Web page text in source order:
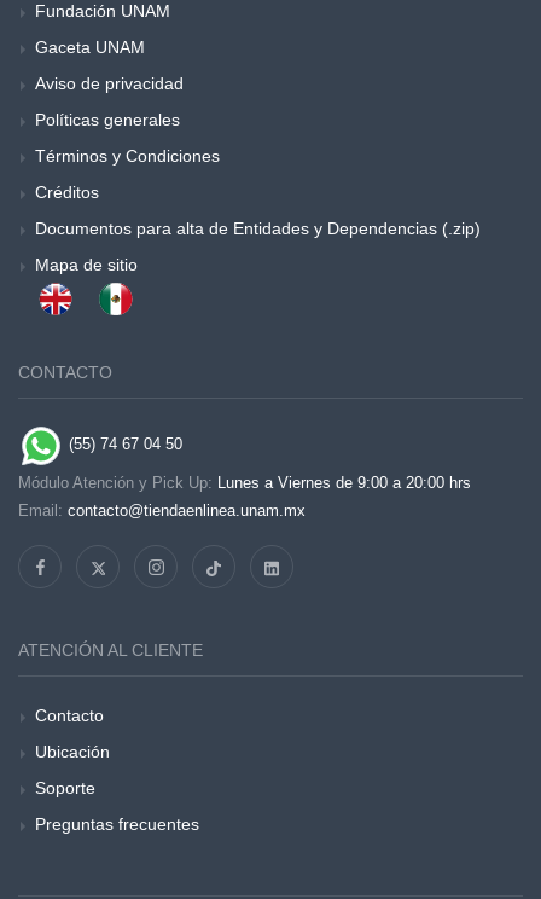
Fundación UNAM
Gaceta UNAM
Aviso de privacidad
Políticas generales
Términos y Condiciones
Créditos
Documentos para alta de Entidades y Dependencias (.zip)
Mapa de sitio
CONTACTO
(55) 74 67 04 50
Módulo Atención y Pick Up: Lunes a Viernes de 9:00 a 20:00 hrs
Email: contacto@tiendaenlinea.unam.mx
ATENCIÓN AL CLIENTE
Contacto
Ubicación
Soporte
Preguntas frecuentes